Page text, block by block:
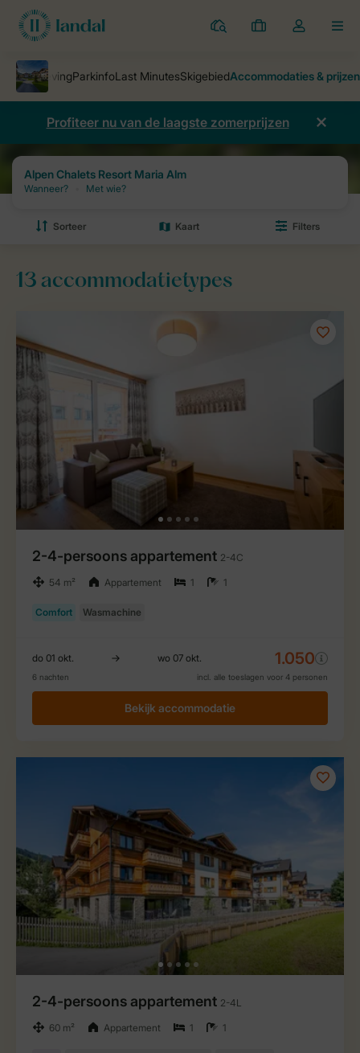
Parken
Mijn
Open
dropdown
mijn
account
Profiteer nu van de laagste zomerprijzen
Vakantieparken Alpen Chalets Resort Maria Alm